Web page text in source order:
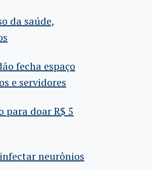
da saúde,
fecha espaço
e servidores
doar R$ 5
neurônios